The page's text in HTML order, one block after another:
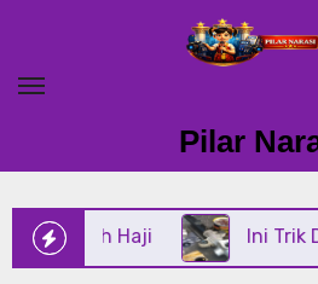
content
Pilar
Ini Trik Darurat Saat Oli